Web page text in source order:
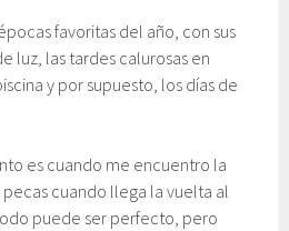
favoritas del año, con sus
luz, las tardes calurosas en
y por supuesto, los días de
es cuando me encuentro la
cuando llega la vuelta al
puede ser perfecto, pero